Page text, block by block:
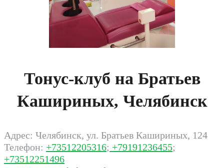
Тонус-клуб на Братьев
Кашириных, Челябинск
Адрес: Челябинск, ул. Братьев Кашириных, 124
Телефон: +73512205316; +79191236455;
+73512251496